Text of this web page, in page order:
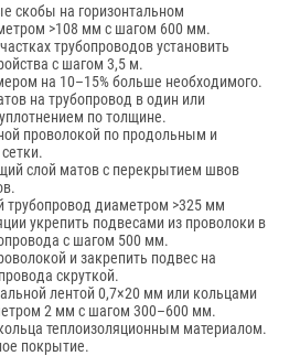
скобы на горизонтальном
>108 мм с шагом 600 мм.
трубопроводов установить
с шагом 3,5 м.
на 10–15% больше необходимого.
на трубопровод в один или
по толщине.
проволокой по продольным и
слой матов с перекрытием швов
трубопровод диаметром >325 мм
укрепить подвесами из проволоки в
с шагом 500 мм.
и закрепить подвес на
скруткой.
лентой 0,7×20 мм или кольцами
2 мм с шагом 300–600 мм.
теплоизоляционным материалом.
покрытие.